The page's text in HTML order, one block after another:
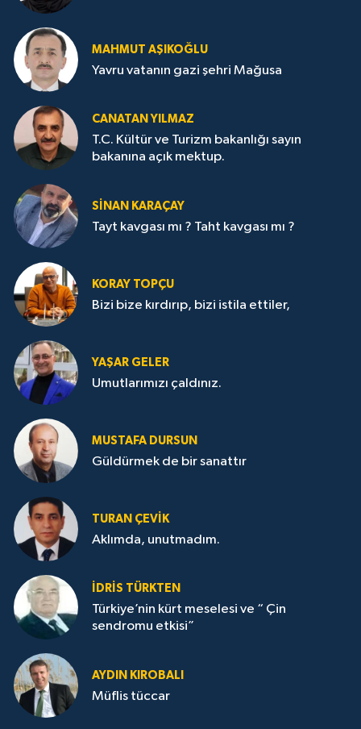
MAHMUT AŞIKOĞLU
Yavru vatanın gazi şehri Mağusa
CANATAN YILMAZ
T.C. Kültür ve Turizm bakanlığı sayın
bakanına açık mektup.
SİNAN KARAÇAY
Tayt kavgası mı ? Taht kavgası mı ?
KORAY TOPÇU
Bizi bize kırdırıp, bizi istila ettiler,
YAŞAR GELER
Umutlarımızı çaldınız.
MUSTAFA DURSUN
Güldürmek de bir sanattır
TURAN ÇEVİK
Aklımda, unutmadım.
İDRİS TÜRKTEN
Türkiye’nin kürt meselesi ve “ Çin
sendromu etkisi”
AYDIN KIROBALI
Müflis tüccar